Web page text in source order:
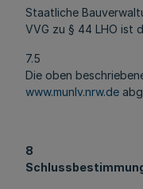
Staatliche
VVG zu § 44 LHO ist
7.5
Die oben
www.munlv.nrw.de
8